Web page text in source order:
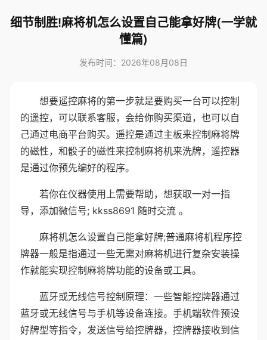
细节制胜!麻将机怎么设置自己能拿好牌(一学就
懂篇)
发布时间：2026年08月08日
想要遥控麻将的第一步就是要购买一台可以控制
的遥控，可以联系客服，会给你购买渠道，也可以自
己通过电商平台购买。遥控是通过主板来控制麻将牌
的磁性，和骰子的磁性来控制麻将机来洗牌，遥控器
是通过你预先编好的程序。
若你在仪器使用上需要帮助，想获取一对一指
导，添加微信号; kkss8691 随时交流 。
麻将机怎么设置自己能拿好牌;普通麻将机程序控
牌器一般是指通过一些无需对麻将机进行复杂安装操
作就能实现控制麻将牌功能的设备或工具。
蓝牙或无线信号控制原理：一些智能控牌器通过
蓝牙或无线信号与手机等设备连接。手机端软件预设
好牌型等指令，发送信号给控牌器，控牌器接收到信